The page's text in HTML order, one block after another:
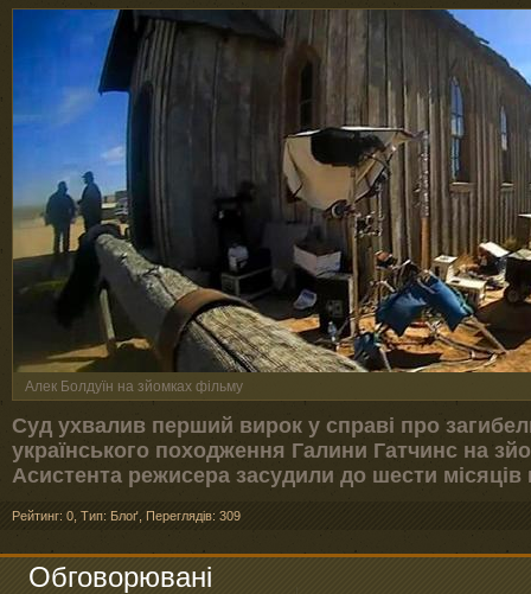
Алек Болдуїн на зйомках фільму
Суд ухвалив перший вирок у справі про
українського походження Галини Гатчинс на
Асистента режисера засудили до шести
Рейтинг: 0 Тип: Блоґ Переглядів: 309
Обговорювані